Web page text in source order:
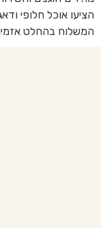
המשלוח בהחלט